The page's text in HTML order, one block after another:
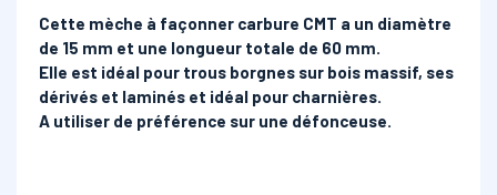
Cette mèche à façonner carbure CMT a un diamètre
de 15 mm et une longueur totale de 60 mm.
Elle est idéal pour trous borgnes sur bois massif, ses
dérivés et laminés et idéal pour charnières.
A utiliser de préférence sur une défonceuse.